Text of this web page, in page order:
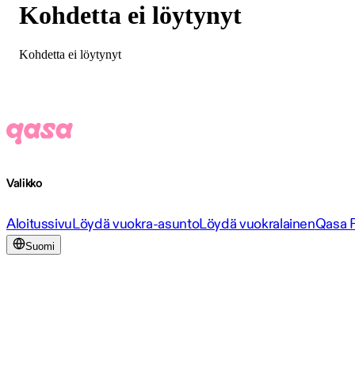
Kohdetta ei löytynyt
Kohdetta ei löytynyt
Valikko
AloitussivuLöydä vuokra-asuntoLöydä vuokralainenQasa
Suomi